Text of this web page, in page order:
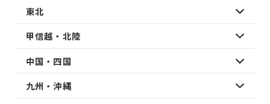
東北
甲信越・北陸
中国・四国
九州・沖縄